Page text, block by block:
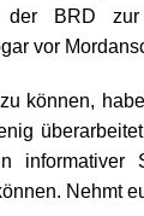
BRD zur
vor
können,
informativer
Nehmt